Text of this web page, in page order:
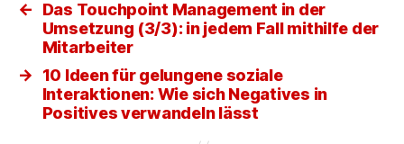
←
Das Touchpoint Management in der
Umsetzung (3/3): in jedem Fall mithilfe der
Mitarbeiter
→
10 Ideen für gelungene soziale
Interaktionen: Wie sich Negatives in
Positives verwandeln lässt